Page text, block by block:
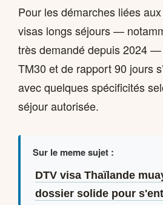
Pour les démarches liées
visas longs séjours —
très demandé depuis 2024
TM30 et de rapport 90 jours
avec quelques spécificités
séjour autorisée.
Sur le meme sujet :
DTV visa Thaïlande
dossier solide pour